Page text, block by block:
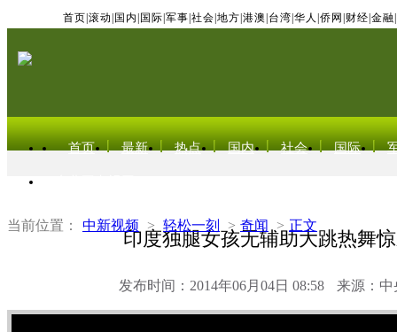
首页 滚动 国内 国际 军事 社会 地方 港澳 台湾 华人 侨网 财经 金融
首页 最新 热点 国内 社会 国际
当前位置： 中新视频 > 轻松一刻 > 奇闻 > 正文
印度独腿女孩无辅助大跳热舞
发布时间：2014年06月04日 08:58 来源：中